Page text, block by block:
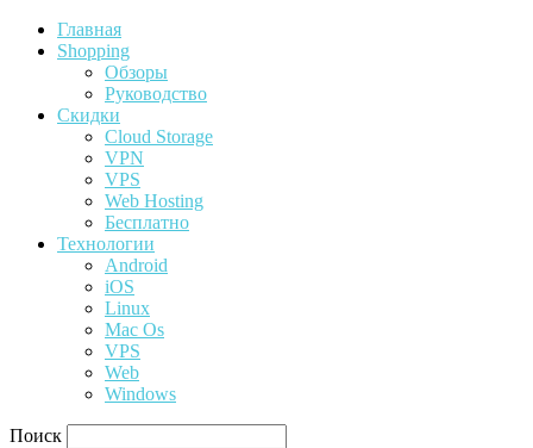
Главная
Shopping
Обзоры
Руководство
Скидки
Cloud Storage
VPN
VPS
Web Hosting
Бесплатно
Технологии
Android
iOS
Linux
Mac Os
VPS
Web
Windows
Поиск